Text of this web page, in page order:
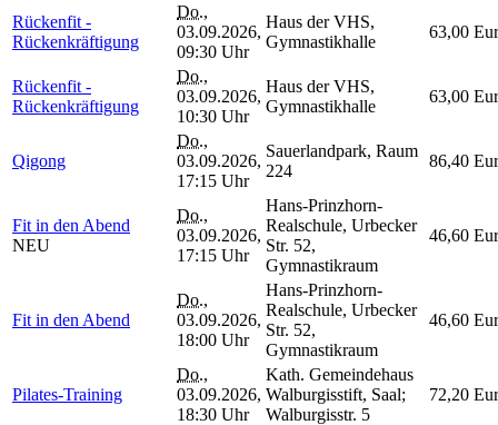
Rückenfit -
Rückenkräftigung
Do.,
03.09.2026,
09:30 Uhr
Haus der VHS,
Gymnastikhalle
63,00
Rückenfit -
Rückenkräftigung
Do.,
03.09.2026,
10:30 Uhr
Haus der VHS,
Gymnastikhalle
63,00
Qigong
Do.,
03.09.2026,
17:15 Uhr
Sauerlandpark, Raum
224
86,40
Fit in den Abend
NEU
Do.,
03.09.2026,
17:15 Uhr
Hans-Prinzhorn-
Realschule, Urbecker
Str. 52,
Gymnastikraum
46,60
Fit in den Abend
Do.,
03.09.2026,
18:00 Uhr
Hans-Prinzhorn-
Realschule, Urbecker
Str. 52,
Gymnastikraum
46,60
Pilates-Training
Do.,
03.09.2026,
18:30 Uhr
Kath. Gemeindehaus
Walburgisstift, Saal;
Walburgisstr. 5
72,20